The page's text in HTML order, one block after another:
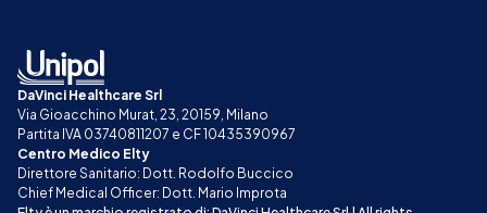
DaVinci Healthcare Srl
Via Gioacchino Murat, 23, 20159, Milano
Partita IVA 03740811207 e CF 10435390967
Centro Medico Elty
Direttore Sanitario: Dott. Rodolfo Buccico
Chief Medical Officer: Dott. Mario Improta